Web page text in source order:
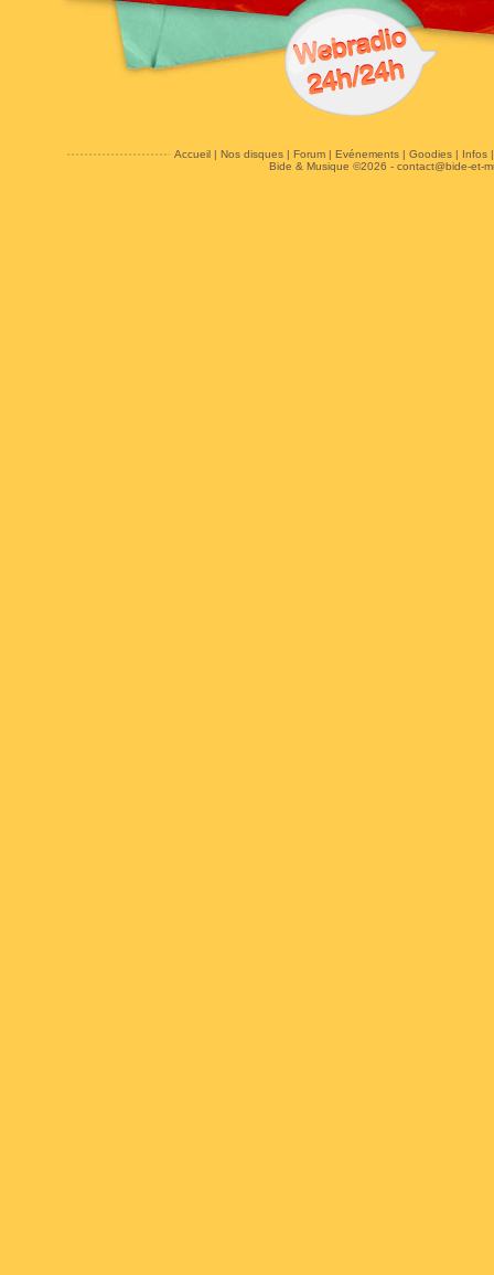
Accueil| Nos disques| Forum| Evénements| Goodies| Infos
Bide & Musique ©2026 - contact@bide-et-